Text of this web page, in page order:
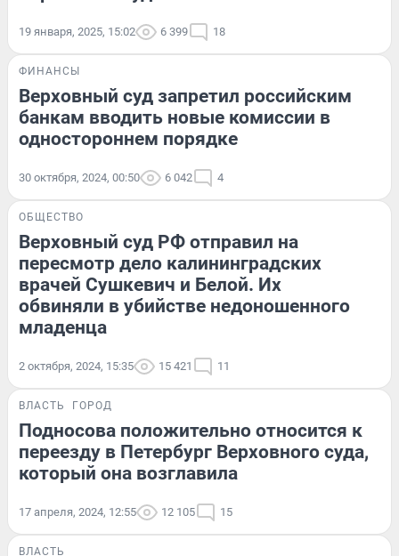
19 января, 2025, 15:02 6 399 18
ФИНАНСЫ
Верховный суд запретил российским
банкам вводить новые комиссии в
одностороннем порядке
30 октября, 2024, 00:50 6 042 4
ОБЩЕСТВО
Верховный суд РФ отправил на
пересмотр дело калининградских
врачей Сушкевич и Белой. Их
обвиняли в убийстве недоношенного
младенца
2 октября, 2024, 15:35 15 421 11
ВЛАСТЬ ГОРОД
Подносова положительно относится к
переезду в Петербург Верховного суда,
который она возглавила
17 апреля, 2024, 12:55 12 105 15
ВЛАСТЬ